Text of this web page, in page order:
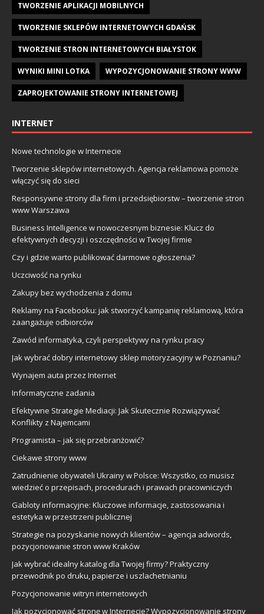
TWORZENIE APLIKACJI MOBILNYCH
TWORZENIE SKLEPÓW INTERNETOWYCH GDAŃSK
TWORZENIE STRON INTERNETOWYCH BIAŁYSTOK
WYNIKI MINI LOTKA WYPOZYCJONOWANIE STRONY WWW
ZAPROJEKTOWANIE STRONY INTERNETOWEJ
INTERNET
Nowe technologie w Internecie
Tworzenie sklepów internetowych. Agencja reklamowa pomoże
włączyć się do sieci
Responsywne strony dla firm i przedsiębiorstw – tworzenie stron
www Warszawa
Business Intelligence w nowoczesnym biznesie: Klucz do
efektywnych decyzji i oszczędności w Twojej firmie
Czy i gdzie warto publikować darmowe ogłoszenia?
Uczciwość na rynku
Zakupy bez wychodzenia z domu
Reklamy na Facebooku: jak stworzyć kampanię reklamową, która
zaangażuje odbiorców
Zawód informatyka, czyli perspektywy na rynku pracy
Jak wybrać dobry internetowy sklep motoryzacyjny w Poznaniu?
Wynajem auta przez Internet
Informatyczne zadania
Efektywne Strategie Mediacji: Jak Skutecznie Rozwiązywać
Konflikty z Najemcami
Programista – jak się przebranżowić?
Ciekawe strony www
Zatrudnienie obywateli Ukrainy w Polsce: Wszystko, co musisz
wiedzieć o przepisach, procedurach i prawach pracowniczych
Gabloty informacyjne: Kluczowe informacje, zastosowania i
estetyka w przestrzeni publicznej
Strategie na pozyskanie nowych klientów – agencja adwords,
pozycjonowanie stron www Kraków
Jak wybrać idealny katalog dla Twojej firmy? Praktyczny
przewodnik po druku, papierze i uszlachetnianiu
Pozycjonowanie witryn internetowych
Jak pozycjonować stronę w Internecie? Wypozycjonowanie strony